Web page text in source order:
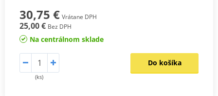
30,75 € Vrátane DPH
25,00 € Bez DPH
Na centrálnom sklade
(ks)
Do košíka